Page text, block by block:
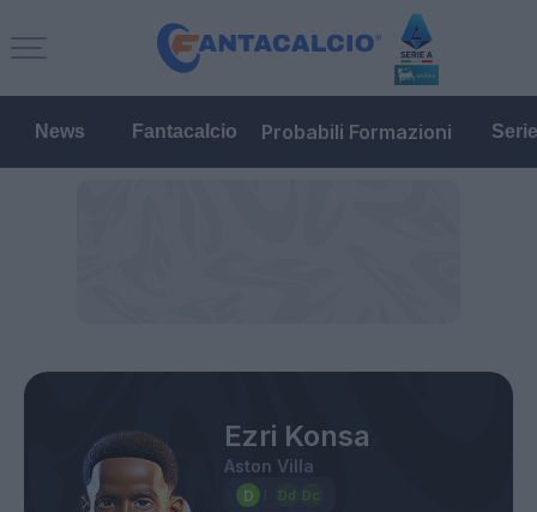
News Fantacalcio Probabili Formazioni
Ezri Konsa
Aston Villa